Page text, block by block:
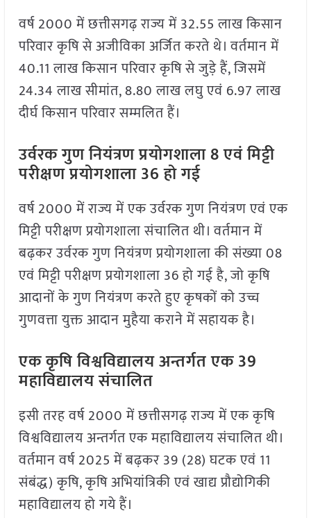
वर्ष 2000 में छत्तीसगढ़ राज्य में 32.55 लाख किसान
परिवार कृषि से अजीविका अर्जित करते थे। वर्तमान में
40.11 लाख किसान परिवार कृषि से जुड़े हैं, जिसमें
24.34 लाख सीमांत, 8.80 लाख लघु एवं 6.97 लाख
दीर्घ किसान परिवार सम्मलित हैं।
उर्वरक गुण नियंत्रण प्रयोगशाला 8 एवं मिट्टी
परीक्षण प्रयोगशाला 36 हो गई
वर्ष 2000 में राज्य में एक उर्वरक गुण नियंत्रण एवं एक
मिट्टी परीक्षण प्रयोगशाला संचालित थी। वर्तमान में
बढ़कर उर्वरक गुण नियंत्रण प्रयोगशाला की संख्या 08
एवं मिट्टी परीक्षण प्रयोगशाला 36 हो गई है, जो कृषि
आदानों के गुण नियंत्रण करते हुए कृषकों को उच्च
गुणवत्ता युक्त आदान मुहैया कराने में सहायक है।
एक कृषि विश्वविद्यालय अन्तर्गत एक 39
महाविद्यालय संचालित
इसी तरह वर्ष 2000 में छत्तीसगढ़ राज्य में एक कृषि
विश्वविद्यालय अन्तर्गत एक महाविद्यालय संचालित थी।
वर्तमान वर्ष 2025 में बढ़कर 39 (28) घटक एवं 11
संबंद्ध) कृषि, कृषि अभियांत्रिकी एवं खाद्य प्रौद्योगिकी
महाविद्यालय हो गये हैं।